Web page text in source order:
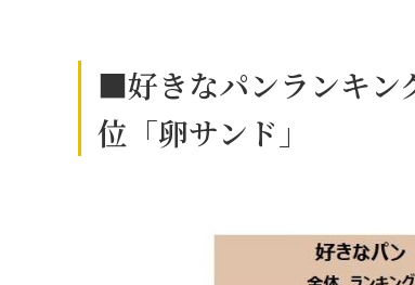
■好きなパンランキン
位「卵サンド」